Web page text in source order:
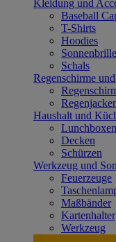
Kleidung und
Baseball
T-Shirts
Hoodies
Schals
Regenschirme
Haushalt und
Lunchboxen
Decken
Schürzen
Werkzeug und
Feuerzeuge
Maßbänder
Kartenhalter
Werkzeug